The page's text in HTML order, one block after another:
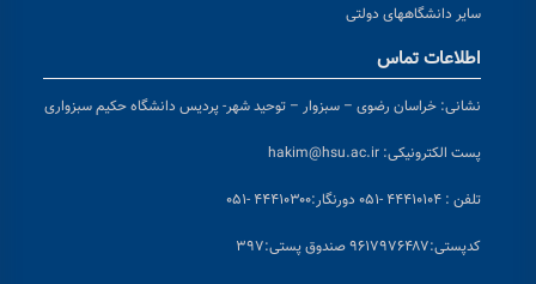
سایر دانشگاههای دولتی
اطلاعات تماس
نشانی: خراسان رضوی – سبزوار – توحید شهر- پردیس دانشگاه حکیم سبزواری
پست الکترونیکی: hakim@hsu.ac.ir
تلفن : ۴۴۴۱۰۱۰۴ -۰۵۱ دورنگار:۴۴۴۱۰۳۰۰ -۰۵۱
کدپستی:۹۶۱۷۹۷۶۴۸۷ صندوق پستی:۳۹۷